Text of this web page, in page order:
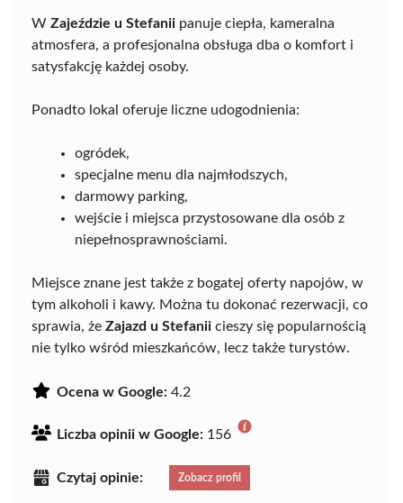
W Zajeździe u Stefanii panuje ciepła, kameralna
atmosfera, a profesjonalna obsługa dba o komfort i
satysfakcję każdej osoby.
Ponadto lokal oferuje liczne udogodnienia:
ogródek,
specjalne menu dla najmłodszych,
darmowy parking,
wejście i miejsca przystosowane dla osób z
niepełnosprawnościami.
Miejsce znane jest także z bogatej oferty napojów, w
tym alkoholi i kawy. Można tu dokonać rezerwacji, co
sprawia, że Zajazd u Stefanii cieszy się popularnością
nie tylko wśród mieszkańców, lecz także turystów.
Ocena w Google: 4.2
Liczba opinii w Google: 156
Czytaj opinie: Zobacz profil